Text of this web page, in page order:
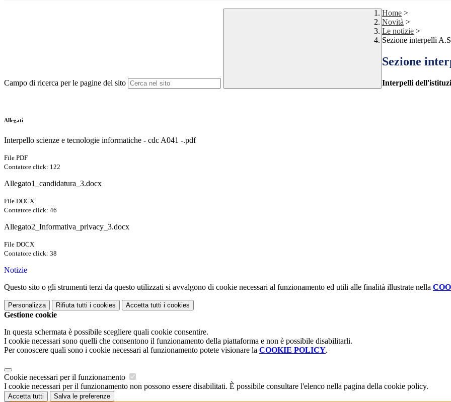
Campo di ricerca per le pagine del sito
Home >
Novità >
Le notizie >
Sezione interpelli
Sezione
Interpelli
Allegati
Interpello scienze e tecnologie informatiche - cdc A041 -.pdf
File PDF
Contatore click: 122
Allegato1_candidatura_3.docx
File DOCX
Contatore click: 46
Allegato2_Informativa_privacy_3.docx
File DOCX
Contatore click: 38
Notizie
Questo sito o gli strumenti terzi da questo utilizzati si avvalgono di cookie necessari al funzionamento ed utili alle finalità illustrate nella
Personalizza Rifiuta tutti i cookies Accetta tutti i cookies
Gestione cookie
In questa schermata è possibile scegliere quali cookie consentire.
I cookie necessari sono quelli che consentono il funzionamento della piattaforma e non è possibile disabilitarli.
Per conoscere quali sono i cookie necessari al funzionamento potete visionare la COOKIE POLICY.
Cookie necessari per il funzionamento
I cookie necessari per il funzionamento non possono essere disabilitati. È possibile consultare l'elenco nella pagina della cookie policy.
Accetta tutti Salva le preferenze